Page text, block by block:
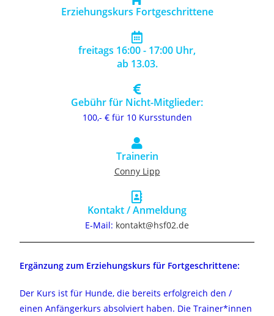
Erziehungskurs Fortgeschrittene
freitags 16:00 - 17:00 Uhr,
ab 13.03.
Gebühr für Nicht-Mitglieder:
100,- € für 10 Kursstunden
Trainerin
Conny Lipp
Kontakt / Anmeldung
E-Mail: kontakt@hsf02.de
Ergänzung zum Erziehungskurs für Fortgeschrittene:
Der Kurs ist für Hunde, die bereits erfolgreich den /
einen Anfängerkurs absolviert haben. Die Trainer*innen